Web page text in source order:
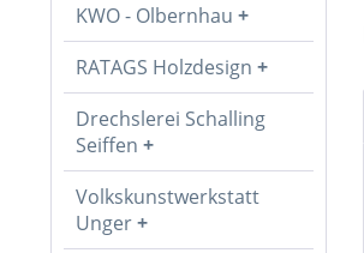
KWO - Olbernhau
RATAGS Holzdesign
Drechslerei Schalling
Seiffen
Volkskunstwerkstatt
Unger